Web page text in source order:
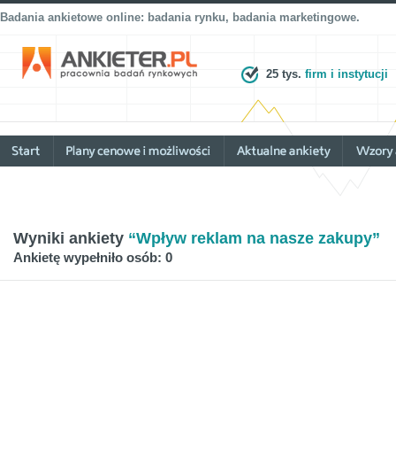
Badania ankietowe online: badania rynku, badania marketingowe.
25 tys. firm i instytucji
Wyniki ankiety “Wpływ reklam na nasze zakupy”
Ankietę wypełniło osób: 0